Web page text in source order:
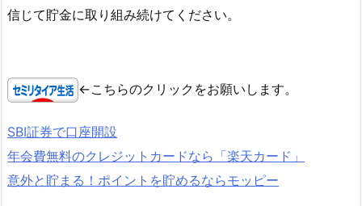
信じて貯金に取り組み続けてください。
←こちらのクリックをお願いします。
SBI証券で口座開設
年会費無料のクレジットカードなら「楽天カード」
意外と貯まる！ポイントを貯めるならモッピー